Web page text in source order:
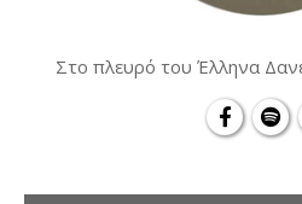
Στο πλευρό του Έλληνα